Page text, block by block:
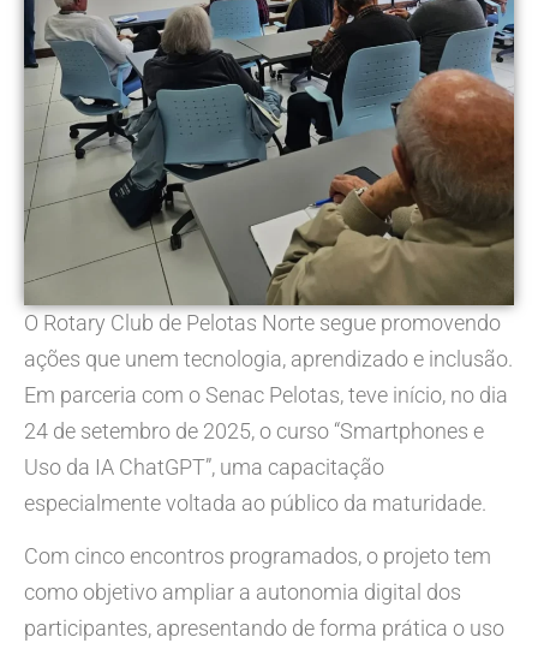
O Rotary Club de Pelotas Norte segue promovendo
ações que unem tecnologia, aprendizado e inclusão.
Em parceria com o Senac Pelotas, teve início, no dia
24 de setembro de 2025, o curso “Smartphones e
Uso da IA ChatGPT”, uma capacitação
especialmente voltada ao público da maturidade.
Com cinco encontros programados, o projeto tem
como objetivo ampliar a autonomia digital dos
participantes, apresentando de forma prática o uso